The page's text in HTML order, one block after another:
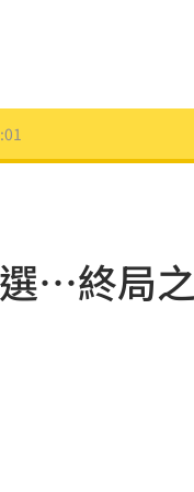
16:56…終局